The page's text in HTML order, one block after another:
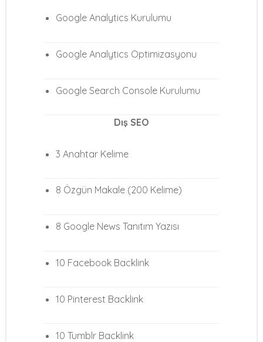
Google Analytics Kurulumu
Google Analytics Optimizasyonu
Google Search Console Kurulumu
Dış SEO
3 Anahtar Kelime
8 Özgün Makale (200 Kelime)
8 Google News Tanıtım Yazısı
10 Facebook Backlink
10 Pinterest Backlink
10 Tumblr Backlink